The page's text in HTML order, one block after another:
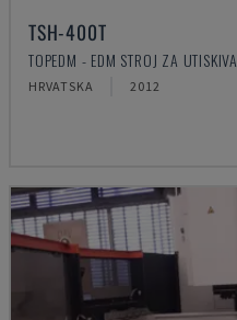
TSH-400T
TOPEDM - EDM STROJ ZA
HRVATSKA 2012